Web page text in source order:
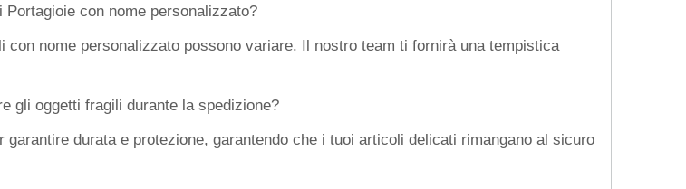
con nome personalizzato?
nome personalizzato possono variare. Il nostro team ti fornirà una tempistica
gli oggetti fragili durante la spedizione?
durata e protezione, garantendo che i tuoi articoli delicati rimangano al sicuro